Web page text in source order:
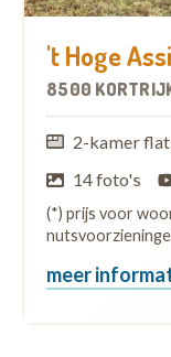
't Hoge
8500
2-kamer
14 foto's
(*) prijs voor
meer